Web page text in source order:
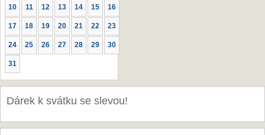
10 11 12 13 14 15 16
17 18 19 20 21 22 23
24 25 26 27 28 29 30
31
Dárek k svátku se slevou!